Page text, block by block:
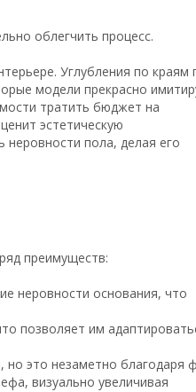
облегчить процесс.
Углубления по краям
модели прекрасно
тратить бюджет на
эстетическую
неровности пола, делая его
преимуществ:
неровности основания, что
позволяет им
это незаметно благодаря
визуально увеличивая